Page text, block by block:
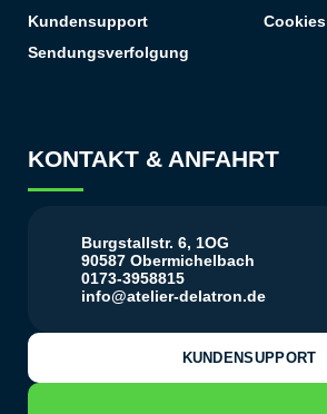
Kundensupport
Sendungsverfolgung
Cookies
KONTAKT & ANFAHRT
Burgstallstr. 6, 1OG
90587 Obermichelbach
0173-3958815
info@atelier-delatron.de
KUNDENSUPPORT